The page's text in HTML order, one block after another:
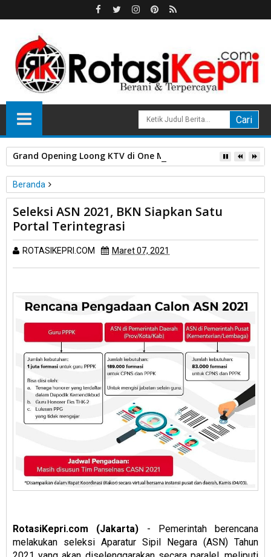
Grand Opening Loong KTV di One Mall Batam Center,
Beranda
KemenpanRB
Nasional
Seleksi ASN 2021, BKN Siapkan Satu Portal Terintegrasi
Seleksi ASN 2021, BKN Siapkan Satu
Portal Terintegrasi
ROTASIKEPRI.COM Maret 07, 2021
RotasiKepri.com (Jakarta) - Pemerintah berencana
melakukan seleksi Aparatur Sipil Negara (ASN) Tahun